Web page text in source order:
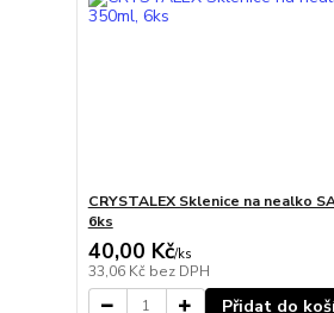
CRYSTALEX Sklenice na nealko
6ks
40,00 Kč/ks
33,06 Kč bez DPH
Přidat do